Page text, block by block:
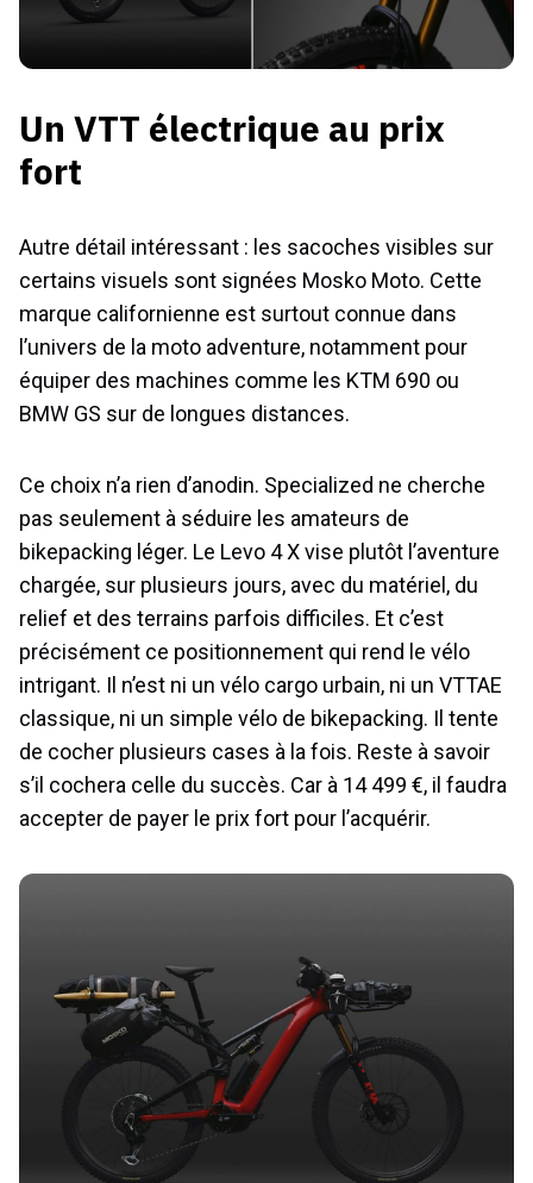
Un VTT électrique au prix
fort
Autre détail intéressant : les sacoches visibles sur
certains visuels sont signées Mosko Moto. Cette
marque californienne est surtout connue dans
l’univers de la moto adventure, notamment pour
équiper des machines comme les KTM 690 ou
BMW GS sur de longues distances.
Ce choix n’a rien d’anodin. Specialized ne cherche
pas seulement à séduire les amateurs de
bikepacking léger. Le Levo 4 X vise plutôt l’aventure
chargée, sur plusieurs jours, avec du matériel, du
relief et des terrains parfois difficiles. Et c’est
précisément ce positionnement qui rend le vélo
intrigant. Il n’est ni un vélo cargo urbain, ni un VTTAE
classique, ni un simple vélo de bikepacking. Il tente
de cocher plusieurs cases à la fois. Reste à savoir
s’il cochera celle du succès. Car à 14 499 €, il faudra
accepter de payer le prix fort pour l’acquérir.